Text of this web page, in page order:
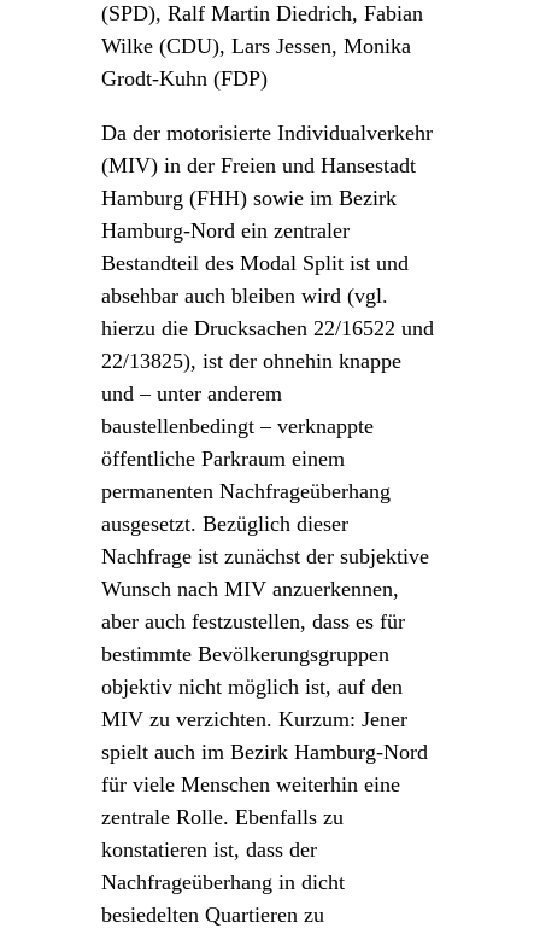
(SPD), Ralf Martin Diedrich, Fabian
Wilke (CDU), Lars Jessen, Monika
Grodt-Kuhn (FDP)
Da der motorisierte Individualverkehr
(MIV) in der Freien und Hansestadt
Hamburg (FHH) sowie im Bezirk
Hamburg-Nord ein zentraler
Bestandteil des Modal Split ist und
absehbar auch bleiben wird (vgl.
hierzu die Drucksachen 22/16522 und
22/13825), ist der ohnehin knappe
und – unter anderem
baustellenbedingt – verknappte
öffentliche Parkraum einem
permanenten Nachfrageüberhang
ausgesetzt. Bezüglich dieser
Nachfrage ist zunächst der subjektive
Wunsch nach MIV anzuerkennen,
aber auch festzustellen, dass es für
bestimmte Bevölkerungsgruppen
objektiv nicht möglich ist, auf den
MIV zu verzichten. Kurzum: Jener
spielt auch im Bezirk Hamburg-Nord
für viele Menschen weiterhin eine
zentrale Rolle. Ebenfalls zu
konstatieren ist, dass der
Nachfrageüberhang in dicht
besiedelten Quartieren zu